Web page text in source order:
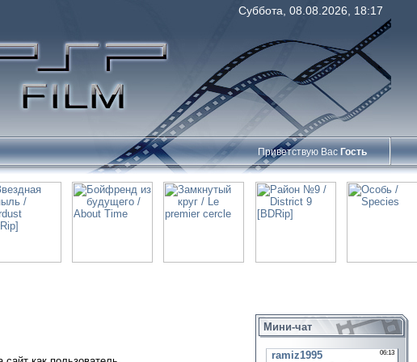
Суббота, 08.08.2026, 18:17
Приветствую Вас Гость
Мини-чат